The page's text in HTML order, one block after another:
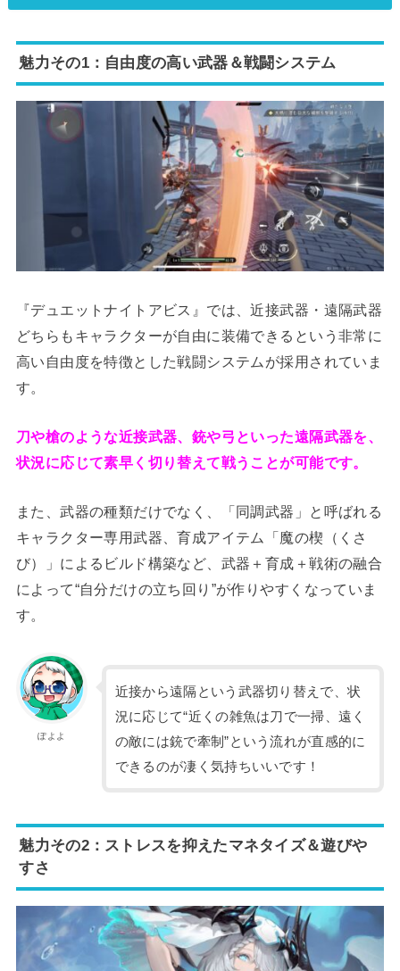
魅力その1：自由度の高い武器＆戦闘システム
『デュエットナイトアビス』では、近接武器・遠隔武器
どちらもキャラクターが自由に装備できるという非常に
高い自由度を特徴とした戦闘システムが採用されていま
す。
刀や槍のような近接武器、銃や弓といった遠隔武器を、
状況に応じて素早く切り替えて戦うことが可能です。
また、武器の種類だけでなく、「同調武器」と呼ばれる
キャラクター専用武器、育成アイテム「魔の楔（くさ
び）」によるビルド構築など、武器＋育成＋戦術の融合
によって“自分だけの立ち回り”が作りやすくなっていま
す。
ぽよよ
近接から遠隔という武器切り替えで、状
況に応じて“近くの雑魚は刀で一掃、遠く
の敵には銃で牽制”という流れが直感的に
できるのが凄く気持ちいいです！
魅力その2：ストレスを抑えたマネタイズ＆遊びや
すさ